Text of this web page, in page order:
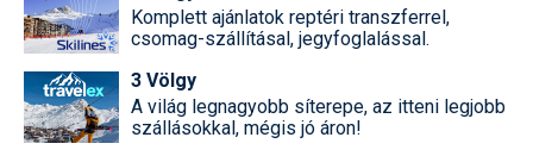
Komplett ajánlatok reptéri transzferrel,
csomag-szállításal, jegyfoglalással.
3 Völgy
A világ legnagyobb síterepe, az itteni legjobb
szállásokkal, mégis jó áron!